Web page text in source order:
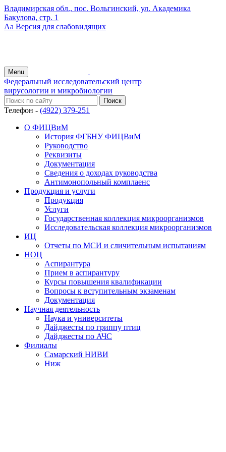
Владимирская обл., пос. Вольгинский, ул. Академика
Бакулова, стр. 1
Аа Версия для слабовидящих
Menu
Федеральный исследовательский центр
вирусологии и микробиологии
Телефон - (4922) 379-251
О ФИЦВиМ
История ФГБНУ ФИЦВиМ
Руководство
Реквизиты
Документация
Сведения о доходах руководства
Антимонопольный комплаенс
Продукция и услуги
Продукция
Услуги
Государственная коллекция микроорганизмов
Исследовательская коллекция микроорганизмов
ИЦ
Отчеты по МСИ и сличительным испытаниям
НОЦ
Аспирантура
Прием в аспирантуру
Курсы повышения квалификации
Вопросы к вступительным экзаменам
Документация
Научная деятельность
Наука и университеты
Дайджесты по гриппу птиц
Дайджесты по АЧС
Филиалы
Самарский НИВИ
Ниж